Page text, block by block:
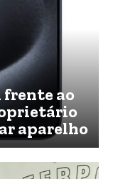
frente ao
aparelho